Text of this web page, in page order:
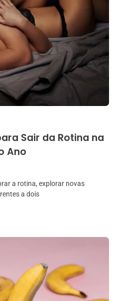
Sair da Rotina na
Ano
a rotina, explorar novas
a dois